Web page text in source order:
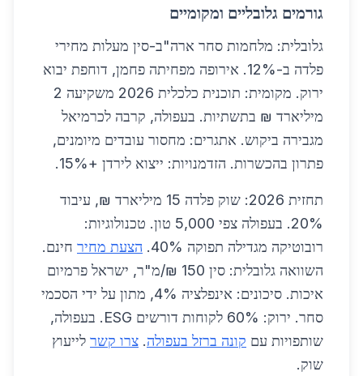
גורמים גלובליים ומקומיים
גלובלית: מלחמות סחר ארה"ב-סין מעלות מחירי
פלדה ב-12%. אירופה מפחיתה פחמן, דוחפת יבוא
ירוק. מקומית: תוכנית כלכלית 2026 משקיעה 2
מיליארד ₪ בתשתיות. בעפולה, קרבה לכרמיאל
מגבירה ביקוש. אתגרים: מחסור עובדים מיומנים,
פתרון בהכשרות. הזדמנויות: ייצוא לירדן +15%.
תחזית 2026: שוק פלדה 15 מיליארד ₪, עיבוד
20%. בעפולה צפי 5,000 טון. טכנולוגיות:
רובוטיקה מגדילה תפוקה 40%.
הצעת מחיר חינם.
השוואה גלובלית: סין 150 ₪/מ"ר, ישראל פרמיום
איכות. סיכונים: אינפלציה 4%, מתון על ידי הסכמי
סחר. ירוק: 60% לקוחות דורשים ESG. בעפולה,
שותפויות עם קונה ברזל בעפולה. צרו קשר לייעוץ
שוק.